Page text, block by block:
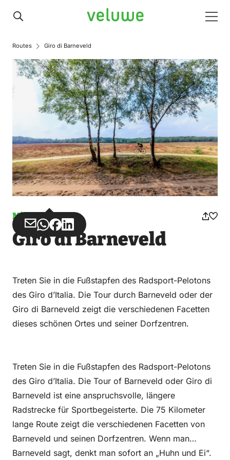
Veluwe
Routes Giro di Barneveld
Missbrauch
Teilen
über
Teilen
über
Teilen
auf
Teilen
auf
Giro di Barneveld
Treten Sie in die Fußstapfen des Radsport-Pelotons
des Giro d’Italia. Die Tour durch Barneveld oder der
Giro di Barneveld zeigt die verschiedenen Facetten
dieses schönen Ortes und seiner Dorfzentren.
Treten Sie in die Fußstapfen des Radsport-Pelotons
des Giro d’Italia. Die Tour of Barneveld oder Giro di
Barneveld ist eine anspruchsvolle, längere
Radstrecke für Sportbegeisterte. Die 75 Kilometer
lange Route zeigt die verschiedenen Facetten von
Barneveld und seinen Dorfzentren. Wenn man
Barneveld sagt, denkt man sofort an „Huhn und Ei“.